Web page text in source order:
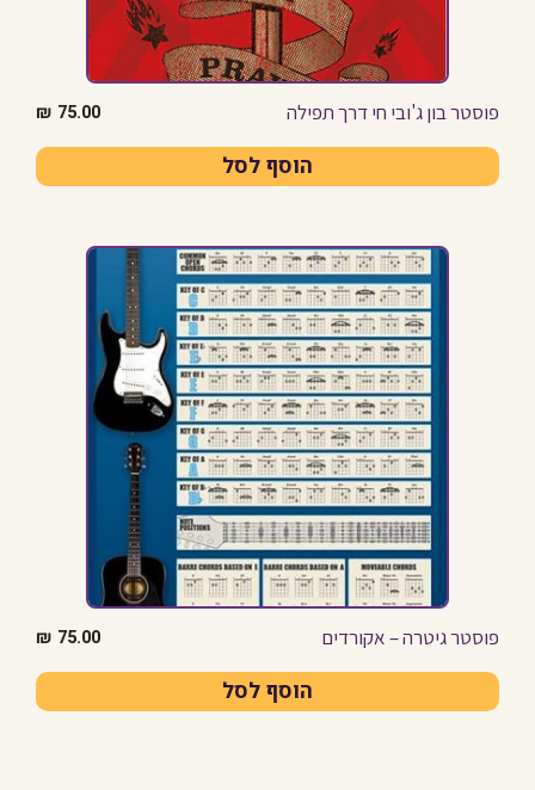
פוסטר בון ג'ובי חי דרך תפילה 75.00
₪
הוסף לסל
פוסטר גיטרה – אקורדים 75.00
₪
הוסף לסל